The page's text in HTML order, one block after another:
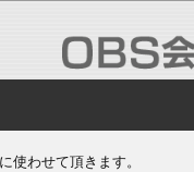
使わせて頂きます。